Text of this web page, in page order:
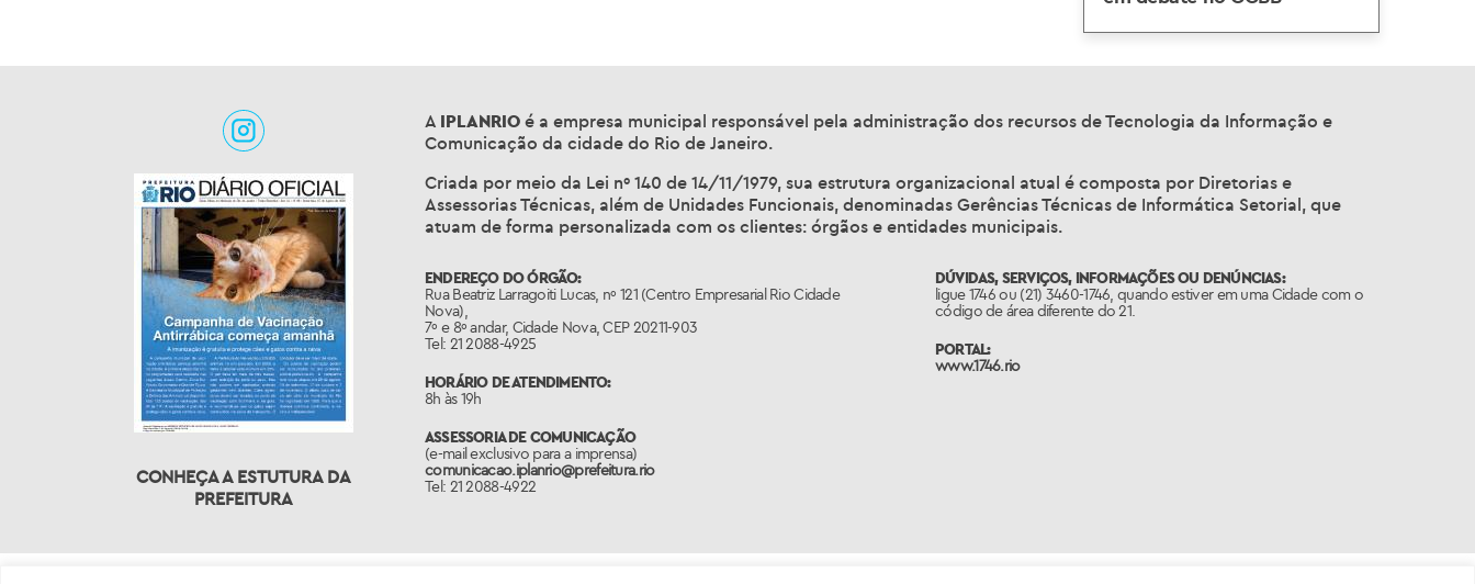
CONHEÇA A ESTUTURA DA
PREFEITURA
A IPLANRIO é a empresa municipal responsável pela administração dos recursos de Tecnologia da Informação e
Comunicação da cidade do Rio de Janeiro.
Criada por meio da Lei nº 140 de 14/11/1979, sua estrutura organizacional atual é composta por Diretorias e
Assessorias Técnicas, além de Unidades Funcionais, denominadas Gerências Técnicas de Informática Setorial, que
atuam de forma personalizada com os clientes: órgãos e entidades municipais.
ENDEREÇO DO ÓRGÃO:
Rua Beatriz Larragoiti Lucas, nº 121 (Centro Empresarial Rio Cidade
Nova),
7º e 8º andar, Cidade Nova, CEP 20211-903
Tel: 21 2088-4925
HORÁRIO DE ATENDIMENTO:
8h às 19h
ASSESSORIA DE COMUNICAÇÃO
(e-mail exclusivo para a imprensa)
comunicacao.iplanrio@prefeitura.rio
Tel: 21 2088-4922
DÚVIDAS, SERVIÇOS, INFORMAÇÕES OU DENÚNCIAS:
ligue 1746 ou (21) 3460-1746, quando estiver em uma Cidade com o
código de área diferente do 21.
PORTAL:
www.1746.rio